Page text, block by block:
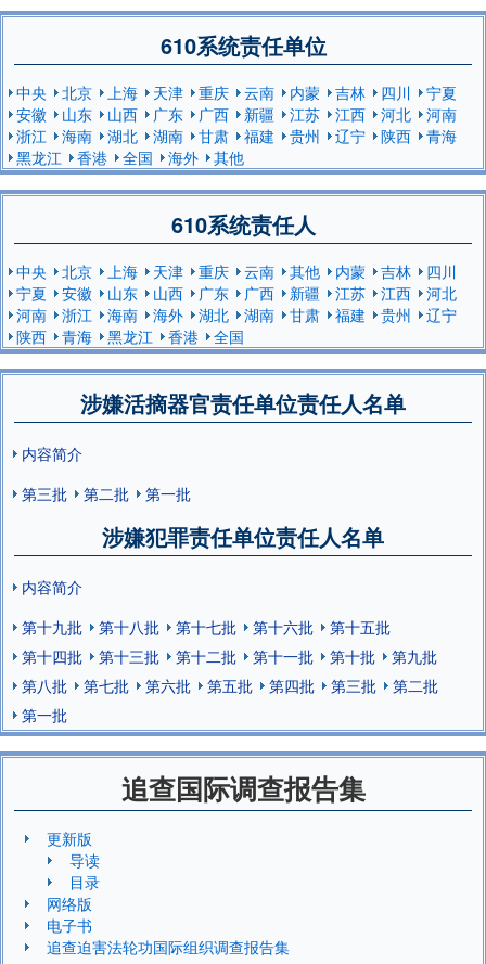
610系统责任单位
中央 北京 上海 天津 重庆 云南 内蒙 吉林 四川
宁夏
安徽
山东 山西 广东 广西 新疆 江苏 江西 河北
河南
浙江
海南 湖北 湖南 甘肃 福建 贵州 辽宁 陕西
青海
黑龙江
香港 全国 海外 其他
610系统责任人
中央 北京 上海 天津 重庆 云南 其他 内蒙 吉林
四川
宁夏
安徽 山东 山西 广东 广西 新疆 江苏 江西
河北
河南
浙江 海南 海外 湖北 湖南 甘肃 福建 贵州
辽宁
陕西
青海 黑龙江 香港 全国
涉嫌活摘器官责任单位责任人名单
内容简介
第三批
第二批 第一批
涉嫌犯罪责任单位责任人名单
内容简介
第十九批
第十八批 第十七批 第十六批
第十五批
第十四批
第十三批 第十二批 第十一批 第十批
第九批
第八批
第七批 第六批 第五批 第四批 第三批
第二批
第一批
追查国际调查报告集
更新版
导读
目录
网络版
电子书
追查迫害法轮功国际组织调查报告集